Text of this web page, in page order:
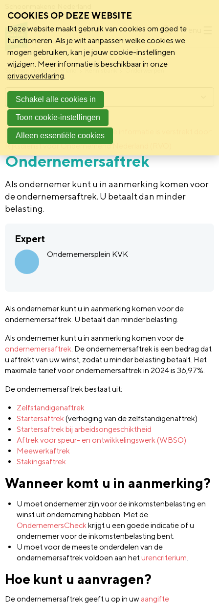
Menu
Schoonmakend Nederland
Achtergrond 2 februari 2011 Deze informatie is verstrekt door:
Rijksdienst voor Ondernemend Nederland (RVO)
Ondernemersaftrek
Als ondernemer kunt u in aanmerking komen voor
de ondernemersaftrek. U betaalt dan minder
belasting.
Expert
Ondernemersplein KVK
Als ondernemer kunt u in aanmerking komen voor de
ondernemersaftrek. U betaalt dan minder belasting.
Als ondernemer kunt u in aanmerking komen voor de
ondernemersaftrek. De ondernemersaftrek is een bedrag dat
u aftrekt van uw winst, zodat u minder belasting betaalt. Het
maximale tarief voor ondernemersaftrek in 2024 is 36,97%.
De ondernemersaftrek bestaat uit:
Zelfstandigenaftrek
Startersaftrek(verhoging van de zelfstandigenaftrek)
Startersaftrek bij arbeidsongeschiktheid
Aftrek voor speur- en ontwikkelingswerk (WBSO)
Meewerkaftrek
Stakingsaftrek
Wanneer komt u in aanmerking?
U moet ondernemer zijn voor de inkomstenbelasting en
winst uit onderneming hebben. Met de
OndernemersCheckkrijgt u een goede indicatie of u
ondernemer voor de inkomstenbelasting bent.
U moet voor de meeste onderdelen van de
ondernemersaftrek voldoen aan heturencriterium.
Hoe kunt u aanvragen?
De ondernemersaftrek geeft u op in uw aangifte
Menu
COOKIES OP DEZE WEBSITE
Deze website maakt gebruik van cookies om goed te
functioneren. Als je wilt aanpassen welke cookies we
mogen gebruiken, kan je jouw cookie-instellingen
wijzigen. Meer informatie is beschikbaar in onze
privacyverklaring.
Schakel alle cookies in
Toon cookie-instellingen
Alleen essentiële cookies